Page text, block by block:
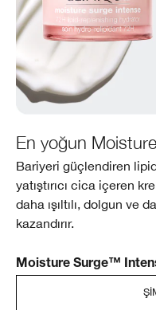
En yoğun
Bariyeri güçlendiren
yatıştırıcı cica içeren
daha ışıltılı, dolgun ve
kazandırır.
Moisture Surge™